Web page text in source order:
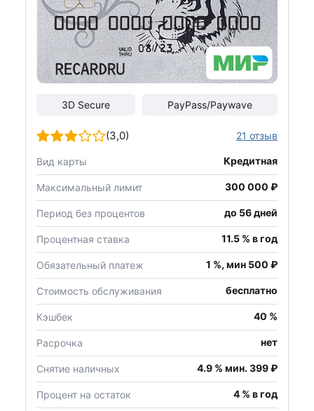
3D Secure PayPass/Paywave
(3,0) 21 отзыв
Вид карты Кредитная
Максимальный лимит 300 000 ₽
Период без процентов до 56 дней
Процентная ставка 11.5 % в год
Обязательный платеж 1 %, мин 500 ₽
Стоимость обслуживания бесплатно
Кэшбек 40 %
Расрочка нет
Снятие наличных 4.9 % мин. 399 ₽
Процент на остаток 4 % в год